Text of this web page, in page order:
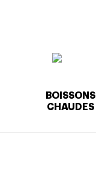
BOISSONS
CHAUDES